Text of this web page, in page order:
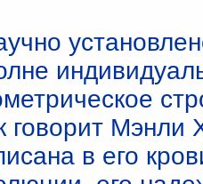
говорит Мэнли
в его